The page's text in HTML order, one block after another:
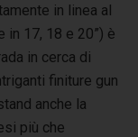
in linea al
in 17, 18 e 20”) è
in cerca di
finiture gun
anche la
più che